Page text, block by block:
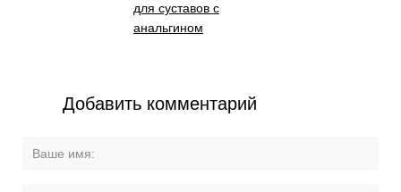
для суставов с
анальгином
Добавить комментарий